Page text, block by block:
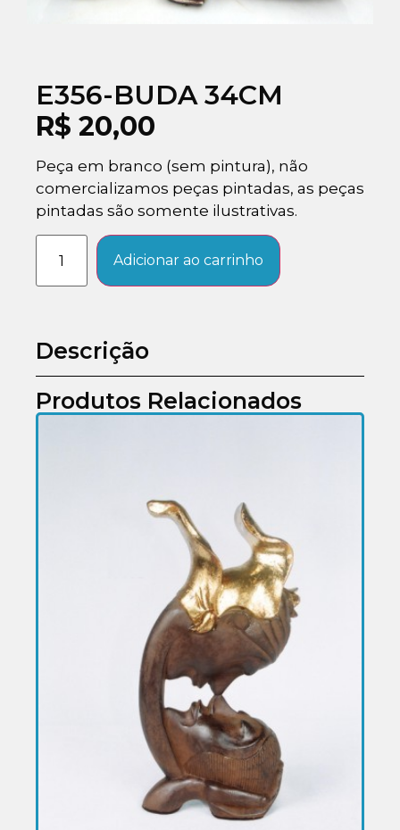
E356-BUDA 34CM
R$ 20,00
Peça em branco (sem pintura), não
comercializamos peças pintadas, as peças
pintadas são somente ilustrativas.
Adicionar ao carrinho
Descrição
Produtos Relacionados